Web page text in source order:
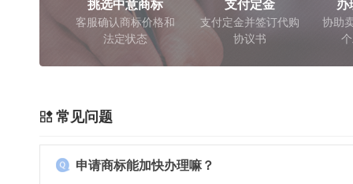
客服确认商标价格和
法定状态
支付定金并签订代购
协议书
协助
常见问题
申请商标能加快办理嘛？